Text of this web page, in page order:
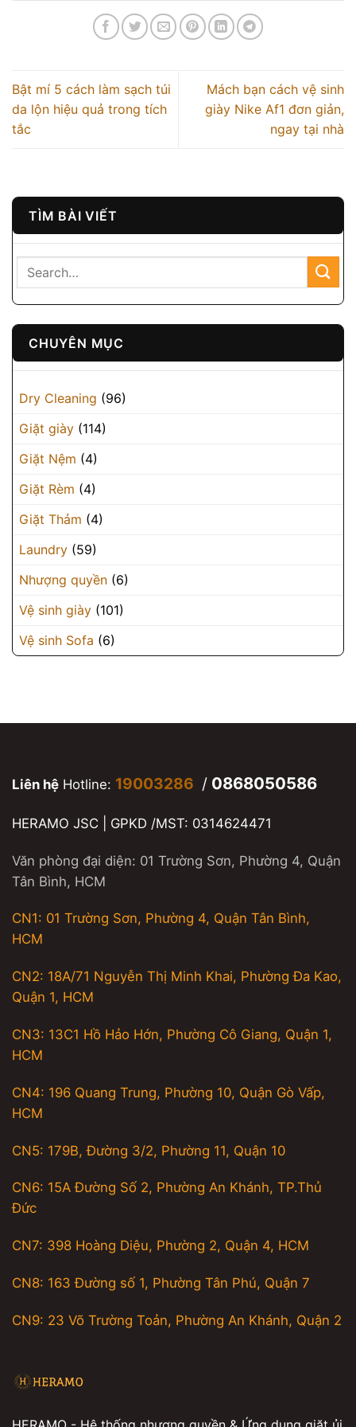
TÌM BÀI VIẾT
CHUYÊN MỤC
Dry Cleaning (96)
Giặt giày (114)
Giặt Nệm (4)
Giặt Rèm (4)
Giặt Thảm (4)
Laundry (59)
Nhượng quyền (6)
Vệ sinh giày (101)
Vệ sinh Sofa (6)
Bật mí 5 cách làm sạch túi
da lộn hiệu quả trong tích
tắc
Mách bạn cách vệ sinh
giày Nike Af1 đơn giản,
ngay tại nhà
Liên hệ Hotline: 19003286 / 0868050586
HERAMO JSC | GPKD /MST: 0314624471
Văn phòng đại diện: 01 Trường Sơn, Phường 4, Quận
Tân Bình, HCM
CN1: 01 Trường Sơn, Phường 4, Quận Tân Bình,
HCM
CN2: 18A/71 Nguyễn Thị Minh Khai, Phường Đa Kao,
Quận 1, HCM
CN3: 13C1 Hồ Hảo Hớn, Phường Cô Giang, Quận 1,
HCM
CN4: 196 Quang Trung, Phường 10, Quận Gò Vấp,
HCM
CN5: 179B, Đường 3/2, Phường 11, Quận 10
CN6: 15A Đường Số 2, Phường An Khánh, TP.Thủ
Đức
CN7: 398 Hoàng Diệu, Phường 2, Quận 4, HCM
CN8: 163 Đường số 1, Phường Tân Phú, Quận 7
CN9: 23 Võ Trường Toản, Phường An Khánh, Quận 2